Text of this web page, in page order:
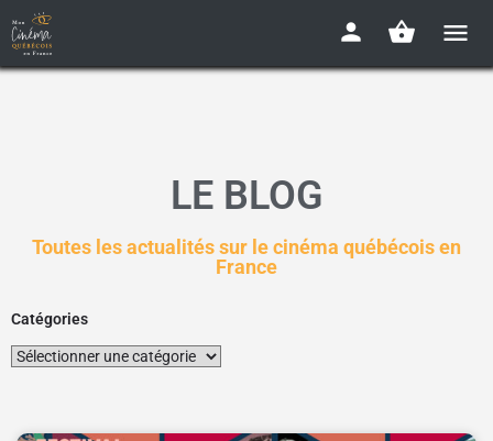
LE BLOG
Toutes les actualités sur le cinéma québécois en
France
Catégories